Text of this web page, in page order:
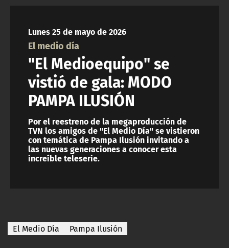
Lunes 25 de mayo de 2026
El medio día
"El Medioequipo" se
vistió de gala: MODO
PAMPA ILUSIÓN
Por el reestreno de la megaproducción de
TVN los amigos de "El Medio Día" se vistieron
con temática de Pampa Ilusión invitando a
las nuevas generaciones a conocer esta
increíble teleserie.
El Medio Día Pampa Ilusión